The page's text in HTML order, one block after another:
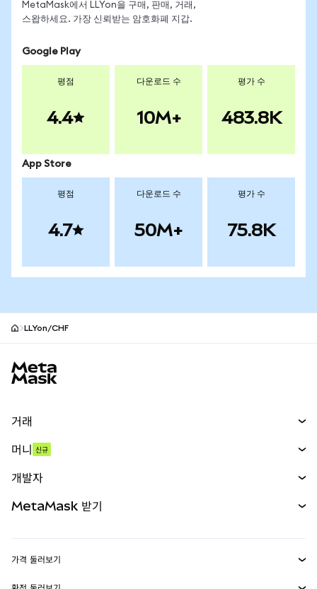
MetaMask에서 LLYon을 구매, 판매, 거래,
스왑하세요. 가장 신뢰받는 암호화폐 지갑.
Google Play
평점
4.4
다운로드 수
10M+
평가 수
483.8K
App Store
평점
4.7
다운로드 수
50M+
평가 수
75.8K
LLYon/CHF
거래
무기한 선물
실물자산
머니 신규
개발자
MetaMask 받기
가격 둘러보기